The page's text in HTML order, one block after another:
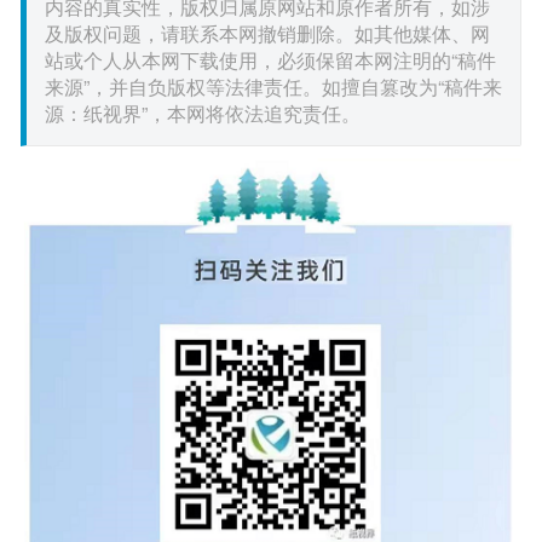
内容的真实性，版权归属原网站和原作者所有，如涉
及版权问题，请联系本网撤销删除。如其他媒体、网
站或个人从本网下载使用，必须保留本网注明的“稿件
来源”，并自负版权等法律责任。如擅自篡改为“稿件来
源：纸视界”，本网将依法追究责任。